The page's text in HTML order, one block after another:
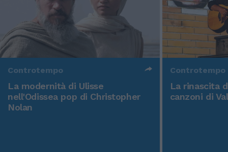
Controtempo
La modernità di Ulisse
nell'Odissea pop di Christopher
Nolan
Controtempo
La rinascita
canzoni di